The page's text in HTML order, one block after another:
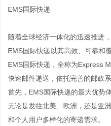
EMS国际快递
随着全球经济一体化的迅速推进
EMS国际快递以其高效、可靠和
EMS国际快递，全称为Express
快速邮件递送，依托完善的邮政
首先，EMS国际快递的最大优势
无论是发往北美、欧洲，还是亚
和个人用户多样化的寄递需求。